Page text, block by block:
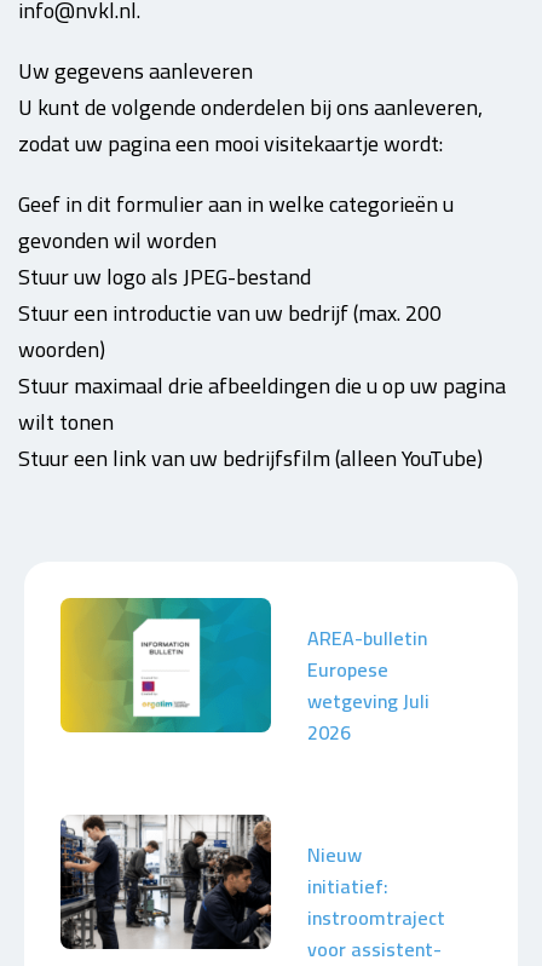
info@nvkl.nl.
Uw gegevens aanleveren
U kunt de volgende onderdelen bij ons aanleveren,
zodat uw pagina een mooi visitekaartje wordt:
Geef in dit formulier aan in welke categorieën u
gevonden wil worden
Stuur uw logo als JPEG-bestand
Stuur een introductie van uw bedrijf (max. 200
woorden)
Stuur maximaal drie afbeeldingen die u op uw pagina
wilt tonen
Stuur een link van uw bedrijfsfilm (alleen YouTube)
AREA-bulletin
Europese
wetgeving Juli
2026
Nieuw
initiatief:
instroomtraject
voor assistent-